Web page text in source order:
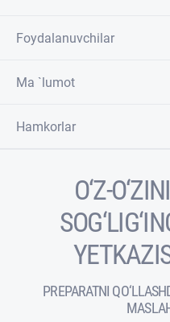
Foydalanuvchilar
Ma `lumot
Hamkorlar
O‘Z-
PREPARATNI